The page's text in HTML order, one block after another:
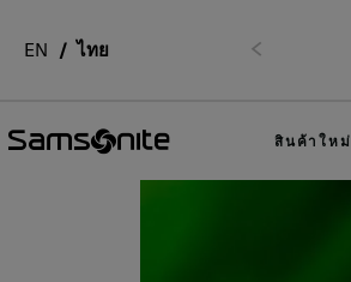
EN ไทย
สินค้าใหม่